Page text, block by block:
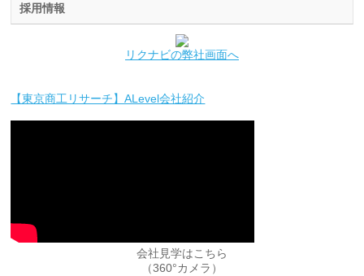
採用情報
リクナビの弊社画面へ
【東京商工リサーチ】ALevel会社紹介
会社見学はこちら
（360°カメラ）